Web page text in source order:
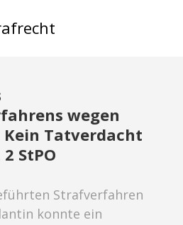
wegen
Tatverdacht
StPO
Strafverfahren
konnte ein